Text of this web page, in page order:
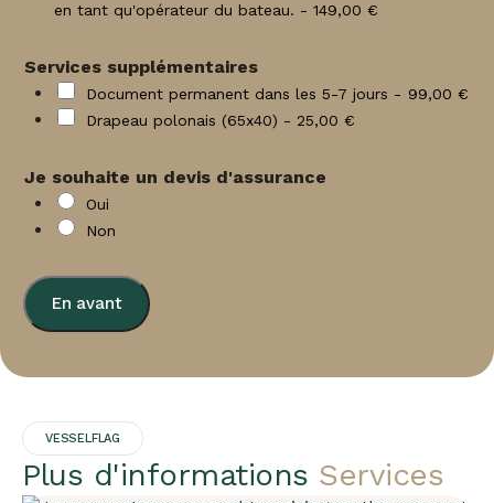
en tant qu'opérateur du bateau. -149,00 €
Services supplémentaires
Document permanent dans les 5-7 jours - 99,00 €
Drapeau polonais (65x40) -25,00 €
Je souhaite un devis d'assurance
Oui
Non
En avant
VESSELFLAG
Plus d'informations Services